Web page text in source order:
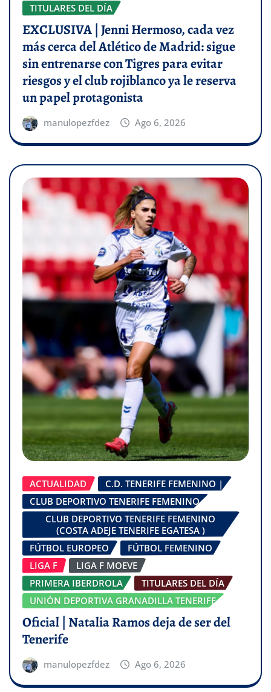
TITULARES DEL DÍA
EXCLUSIVA | Jenni Hermoso, cada vez
más cerca del Atlético de Madrid: sigue
sin entrenarse con Tigres para evitar
riesgos y el club rojiblanco ya le reserva
un papel protagonista
manulopezfdez Ago 6, 2026
ACTUALIDAD
C.D. TENERIFE FEMENINO |
CLUB DEPORTIVO TENERIFE FEMENINO
CLUB DEPORTIVO TENERIFE FEMENINO
(COSTA ADEJE TENERIFE EGATESA )
FÚTBOL EUROPEO
FÚTBOL FEMENINO
LIGA F
LIGA F MOEVE
PRIMERA IBERDROLA
TITULARES DEL DÍA
UNIÓN DEPORTIVA GRANADILLA TENERIFE
Oficial | Natalia Ramos deja de ser del
Tenerife
manulopezfdez Ago 6, 2026